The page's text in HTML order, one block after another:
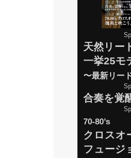
天然リー
一挙25モ
〜最新リー
合奏を覚
70-80’s
クロスオ
フュージ